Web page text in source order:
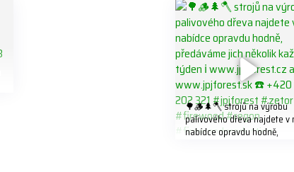
🌳🪵🌲🪓 strojů na výrobu
palivového dřeva najdete v
nabídce opravdu hodně,